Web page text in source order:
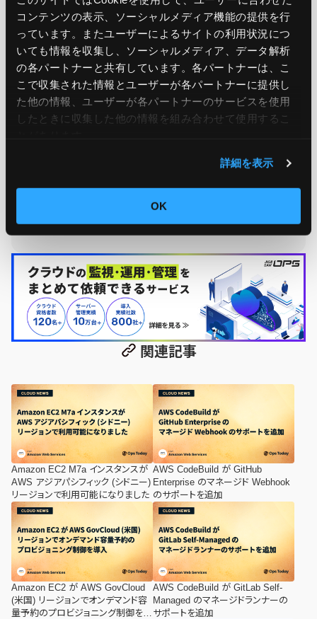
コンテンツの表示、ソーシャルメディア機能の提供を行
っています。またユーザーによるサイトの利用状況につ
いても情報を収集し、ソーシャルメディア、データ解析
の各パートナーと共有しています。各パートナーは、こ
こで収集された情報とユーザーが各パートナーに提供し
た他の情報、ユーザーが各パートナーのサービスを使用
したときに収集した他の情報を組み合わせて使用​​するこ
詳細を表示
OK
を提供する、JIG-SAW株式会社のOps Today編集部です。 サ
ーバー運用監視実績50,000台の実績をもとに、システム運用
監視に役立つ情報をお届けします！
関連記事
Amazon EC2 M7a インスタンスが
AWS アジアパシフィック (シドニー)
リージョンで利用可能になりました
AWS CodeBuild が GitHub
Enterprise のマネージド Webhook
のサポートを追加
Amazon EC2 が AWS GovCloud
(米国) リージョンでオンデマンド容
量予約のプロビジョニング制御を導
AWS CodeBuild が GitLab Self-
Managed のマネージドランナーの
サポートを追加